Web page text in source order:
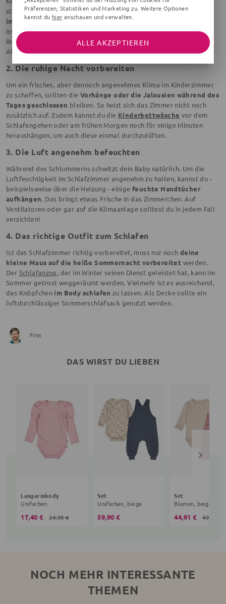
stickigen Zimmer schlafen. Von daher solltest dudas Babyzimmer
immer richtig durchlüften , auch wenn es draußen furchtbar heiß
ist. Dabei spielt die richtige Tageszeit für das Lüften eine große
Rolle: Bestenfalls öffnest du das Fenster am Morgen oder am
Abend, sobald die Sonne untergeht.
2. Die ruhige Nacht vorbereiten
Um ein frisches, aber dennoch angenehmes Klima im Kinderzimmer
zu schaffen, sollten die Vorhänge oder die Jalousien während des
Tages geschlossen bleiben. So heizt sich das Zimmer nicht noch
zusätzlich auf. Zudem kannst du die Kinderbettwäsche vor dem
Schlafengehen oder am frühen Morgen noch für einige Minuten
heraushängen, um auch diese einmal durchzulüften.
3. Die Luft angenehm befeuchten
Während des Schlummerns schwitzt dein Baby natürlich. Um die
Luftfeuchtigkeit im Schlafzimmer angenehm zu halten, kannst du -
beispielsweise über die Heizung - einige feuchte Handtücher
aufhängen. Das bringt etwas Frische in das Zimmerchen. Auf
Ventilatoren oder gar auf die Klimaanlage solltest du in jedem Fall
verzichten!
4. Das richtige Outfit zum Schlafen
Ist das Schlafzimmer richtig vorbereitet, muss nur noch deine
kleine Maus auf die heiße Sommernacht vorbereitet werden.
Der Schlafanzug, der im Winter seinen Dienst geleistet hat, kann im
Sommer getrost weggeräumt werden. Vielmehr ist es ausreichend,
das Knöpfchen im Body schlafen zu lassen. Als Decke sollte ein
luftdurchlässiger Sommerschlafsack genutzt werden.
Finn
DAS WIRST DU LIEBEN
Langarmbody
Unifarben
17,40 € 24,90 €
Set
Unifarben, beige
59,90 €
Set
Blumen, beige
44,91 € 49,90 €
NOCH MEHR INTERESSANTE
THEMEN
Präferenzen, Statistiken und Marketing zu. Weitere Optionen
kannst du hier anschauen und verwalten.
ALLE AKZEPTIEREN